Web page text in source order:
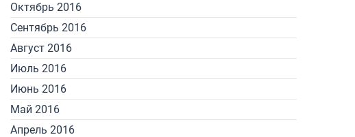
Октябрь 2016
Сентябрь 2016
Август 2016
Июль 2016
Июнь 2016
Май 2016
Апрель 2016